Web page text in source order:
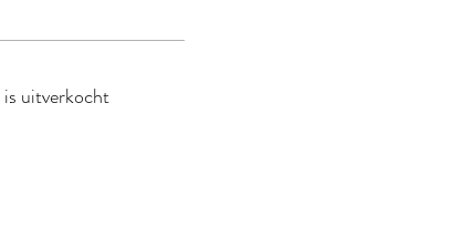
uitverkocht